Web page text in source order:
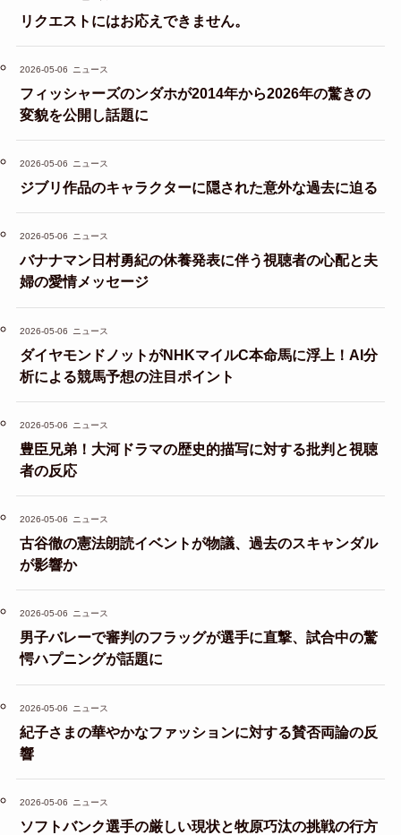
リクエストにはお応えできません。
2026-05-06 ニュース
フィッシャーズのンダホが2014年から2026年の驚きの
変貌を公開し話題に
2026-05-06 ニュース
ジブリ作品のキャラクターに隠された意外な過去に迫る
2026-05-06 ニュース
バナナマン日村勇紀の休養発表に伴う視聴者の心配と夫
婦の愛情メッセージ
2026-05-06 ニュース
ダイヤモンドノットがNHKマイルC本命馬に浮上！AI分
析による競馬予想の注目ポイント
2026-05-06 ニュース
豊臣兄弟！大河ドラマの歴史的描写に対する批判と視聴
者の反応
2026-05-06 ニュース
古谷徹の憲法朗読イベントが物議、過去のスキャンダル
が影響か
2026-05-06 ニュース
男子バレーで審判のフラッグが選手に直撃、試合中の驚
愕ハプニングが話題に
2026-05-06 ニュース
紀子さまの華やかなファッションに対する賛否両論の反
響
2026-05-06 ニュース
ソフトバンク選手の厳しい現状と牧原巧汰の挑戦の行方